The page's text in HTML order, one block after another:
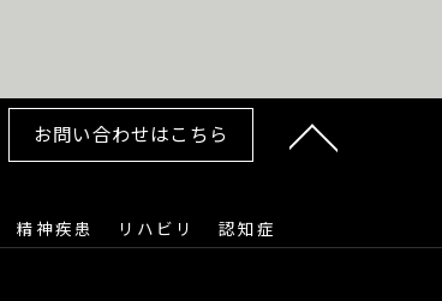
お問い合わせはこちら
精神疾患 リハビリ
認知症